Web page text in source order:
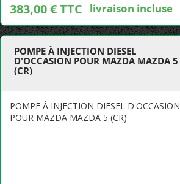
383,00 € TTC livraison incluse
POMPE À INJECTION DIESEL
D'OCCASION POUR MAZDA MAZDA 5
(CR)
POMPE À INJECTION DIESEL D'OCCASION
POUR MAZDA MAZDA 5 (CR)